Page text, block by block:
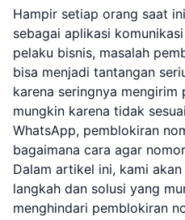
Hampir setiap orang saat
sebagai aplikasi
pelaku bisnis, masalah
bisa menjadi tantangan
karena seringnya mengirim
mungkin karena tidak
WhatsApp, pemblokiran
bagaimana cara agar
Dalam artikel ini, kami
langkah dan solusi yang
menghindari pemblokiran